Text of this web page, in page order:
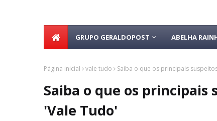
GRUPO GERALDOPOST ABELHA
Página inicial vale tudo Saiba o que os principais
Saiba o que os principais
'Vale Tudo'